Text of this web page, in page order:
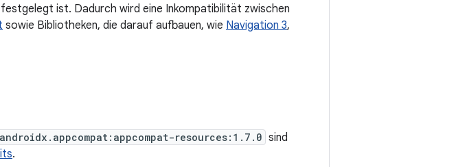
festgelegt ist. Dadurch wird eine Inkompatibilität zwischen
sowie Bibliotheken, die darauf aufbauen, wie Navigation 3,
androidx.appcompat:appcompat-resources:1.7.0 sind
.